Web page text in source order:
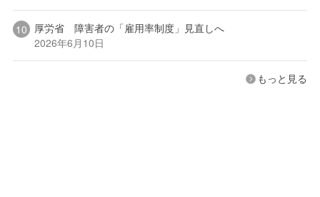
厚労省 障害者の「雇用率制度」見直しへ
2026年6月10日
もっと見る